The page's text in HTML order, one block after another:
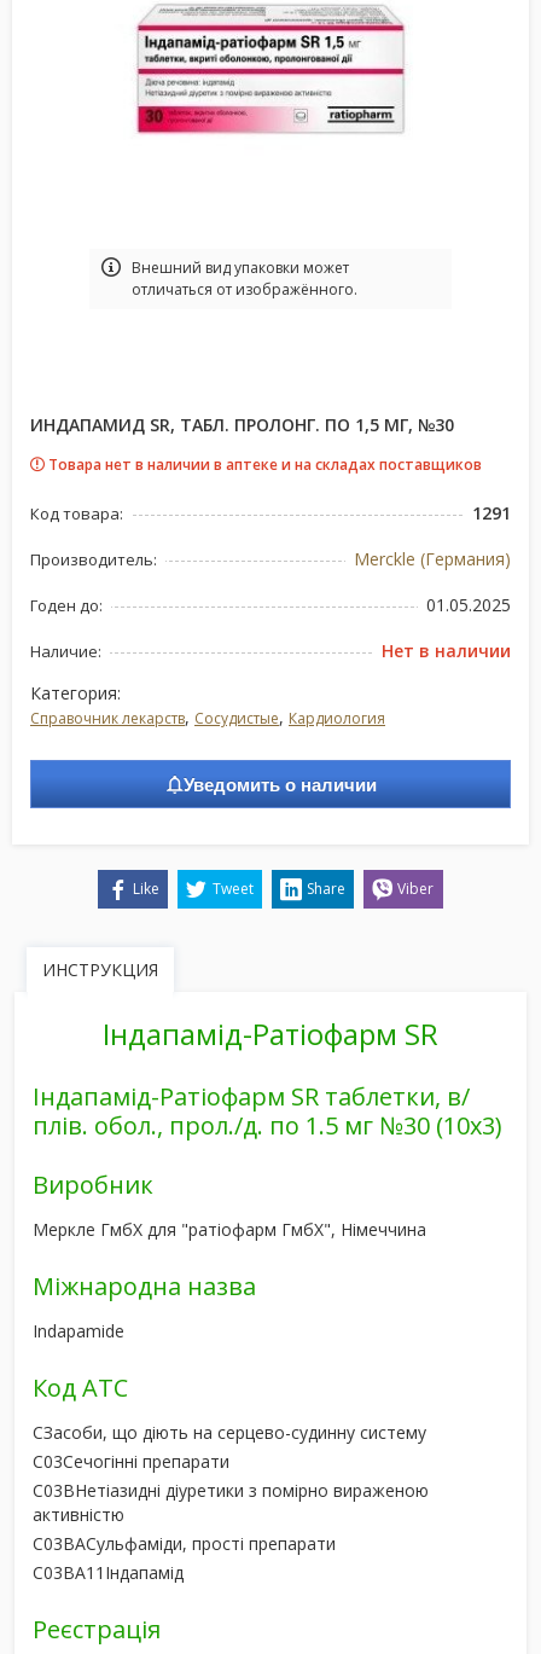
Bнешний вид упаковки может
отличаться от изображённого.
ИНДАПАМИД SR, ТАБЛ. ПРОЛОНГ. ПО 1,5 МГ, №30
Товара нет в наличии в аптеке и на складах поставщиков
Код товара: 1291
Производитель: Merckle (Германия)
Годен до: 01.05.2025
Наличие:
Нет в наличии
Категория:
Справочник лекарств, Сосудистые, Кардиология
Уведомить о наличии
Like Tweet Share Viber
ИНСТРУКЦИЯ
Індапамід-Ратіофарм SR
Індапамід-Ратіофарм SR таблетки, в/
плів. обол., прол./д. по 1.5 мг №30 (10х3)
Виробник
Меркле ГмбХ для "ратіофарм ГмбХ", Німеччина
Міжнародна назва
Indapamide
Код АТС
CЗасоби, що діють на серцево-судинну систему
C03Сечогінні препарати
C03BНетіазидні діуретики з помірно вираженою
активністю
C03BAСульфаміди, прості препарати
C03BA11 Індапамід
Реєстрація